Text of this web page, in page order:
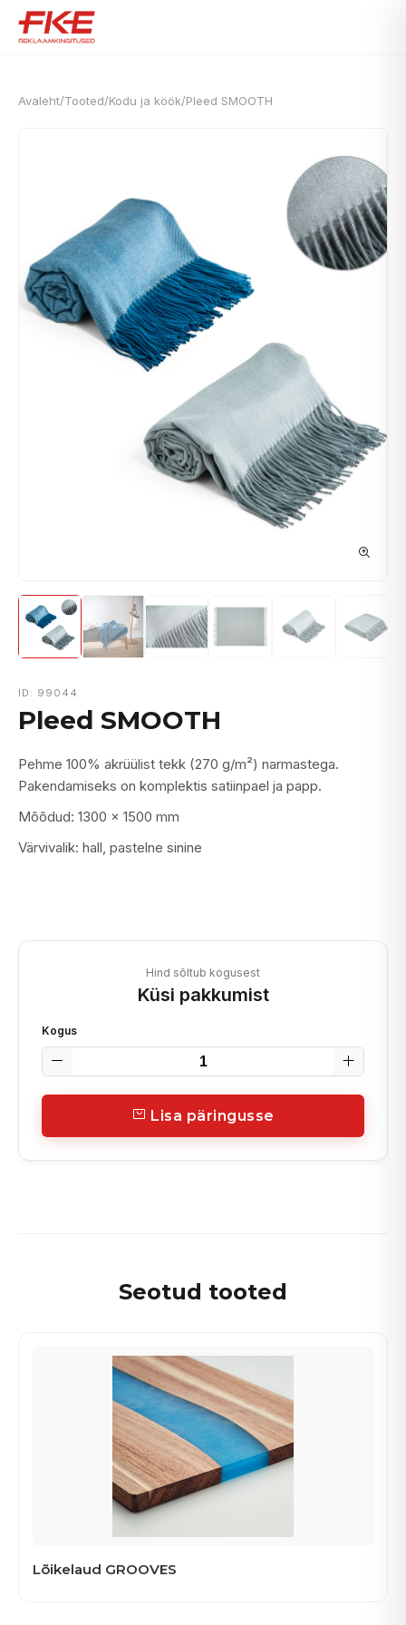
Avaleht/Tooted/Kodu ja köök/Pleed SMOOTH
ID: 99044
Pleed SMOOTH
Pehme 100% akrüülist tekk (270 g/m²) narmastega.
Pakendamiseks on komplektis satiinpael ja papp.
Mõõdud: 1300 x 1500 mm
Värvivalik: hall, pastelne sinine
Hind sõltub kogusest
Küsi pakkumist
Kogus
Lisa päringusse
Seotud tooted
Lõikelaud GROOVES